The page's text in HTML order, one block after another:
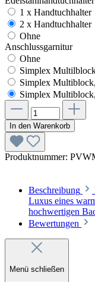
1 x Handtuchhalter
2 x Handtuchhalter
Ohne
Anschlussgarnitur
Ohne
Simplex
Simplex
Simplex
In den Warenkorb
Produktnummer:
Beschreibung
Luxus eines
hochwertigen
Bewertungen
Menü schließen